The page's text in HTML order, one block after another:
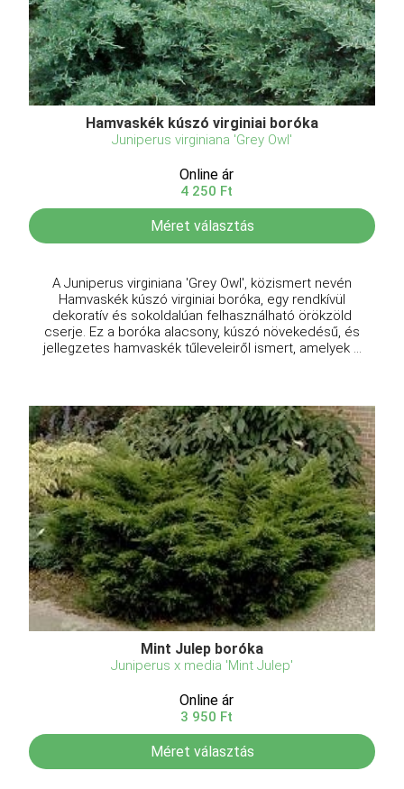
Hamvaskék kúszó virginiai boróka
Juniperus virginiana 'Grey Owl'
Online ár
4 250 Ft
Méret választás
A Juniperus virginiana 'Grey Owl', közismert nevén
Hamvaskék kúszó virginiai boróka, egy rendkívül
dekoratív és sokoldalúan felhasználható örökzöld
cserje. Ez a boróka alacsony, kúszó növekedésű, és
jellegzetes hamvaskék tűleveleiről ismert, amelyek ...
Mint Julep boróka
Juniperus x media 'Mint Julep'
Online ár
3 950 Ft
Méret választás